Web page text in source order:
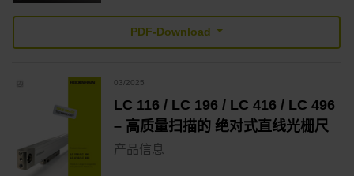
PDF-Download
03/2025
LC 116 / LC 196 / LC 416 / LC 496
– 高质量扫描的 绝对式直线光栅尺
产品信息